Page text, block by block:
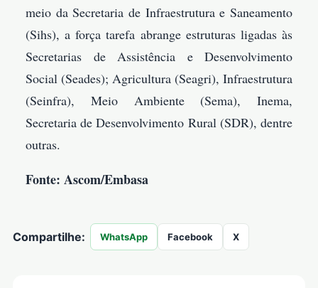
meio da Secretaria de Infraestrutura e Saneamento
(Sihs), a força tarefa abrange estruturas ligadas às
Secretarias de Assistência e Desenvolvimento
Social (Seades); Agricultura (Seagri), Infraestrutura
(Seinfra), Meio Ambiente (Sema), Inema,
Secretaria de Desenvolvimento Rural (SDR), dentre
outras.
Fonte: Ascom/Embasa
Compartilhe: WhatsApp Facebook X